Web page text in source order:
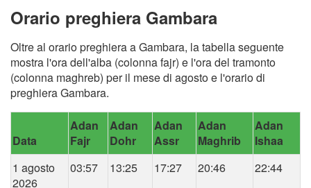
Orario preghiera Gambara
Oltre al orario preghiera a Gambara, la tabella seguente
mostra l'ora dell'alba (colonna fajr) e l'ora del tramonto
(colonna maghreb) per il mese di agosto e l'orario di
preghiera Gambara.
Data
Adan
Fajr
Adan
Dohr
Adan
Assr
Adan
Maghrib
Adan
Ishaa
1 agosto
2026
03:57 13:25 17:27 20:46 22:44